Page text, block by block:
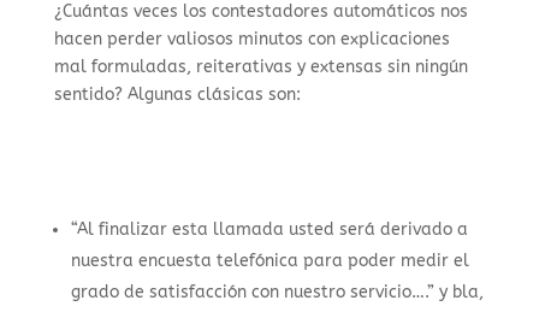
¿Cuántas veces los contestadores automáticos nos
hacen perder valiosos minutos con explicaciones
mal formuladas, reiterativas y extensas sin ningún
sentido? Algunas clásicas son:
“Al finalizar esta llamada usted será derivado a
nuestra encuesta telefónica para poder medir el
grado de satisfacción con nuestro servicio….” y bla,